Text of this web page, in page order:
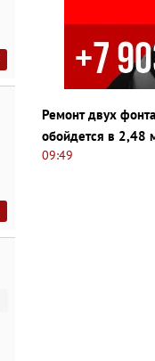
Ремонт двух
обойдется в 2,48
09:49